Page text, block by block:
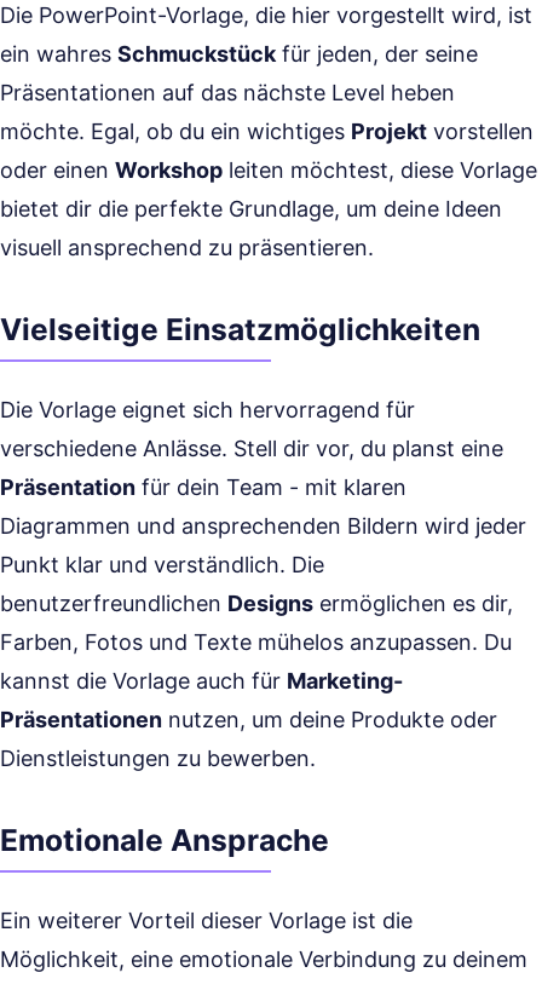
Die PowerPoint-Vorlage, die hier vorgestellt wird, ist
ein wahres Schmuckstück für jeden, der seine
Präsentationen auf das nächste Level heben
möchte. Egal, ob du ein wichtiges Projekt vorstellen
oder einen Workshop leiten möchtest, diese Vorlage
bietet dir die perfekte Grundlage, um deine Ideen
visuell ansprechend zu präsentieren.
Vielseitige Einsatzmöglichkeiten
Die Vorlage eignet sich hervorragend für
verschiedene Anlässe. Stell dir vor, du planst eine
Präsentation für dein Team - mit klaren
Diagrammen und ansprechenden Bildern wird jeder
Punkt klar und verständlich. Die
benutzerfreundlichen Designs ermöglichen es dir,
Farben, Fotos und Texte mühelos anzupassen. Du
kannst die Vorlage auch für Marketing-
Präsentationen nutzen, um deine Produkte oder
Dienstleistungen zu bewerben.
Emotionale Ansprache
Ein weiterer Vorteil dieser Vorlage ist die
Möglichkeit, eine emotionale Verbindung zu deinem